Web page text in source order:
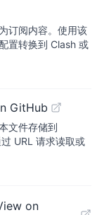
订阅内容。使用该
置转换到 Clash 或
GitHub
文件存储到
URL 请求读取或
on